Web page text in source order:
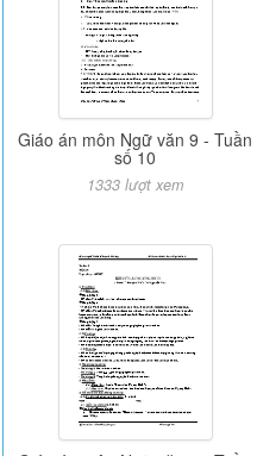
Giáo án môn Ngữ văn 9 - Tuần
số 10
1333 lượt xem